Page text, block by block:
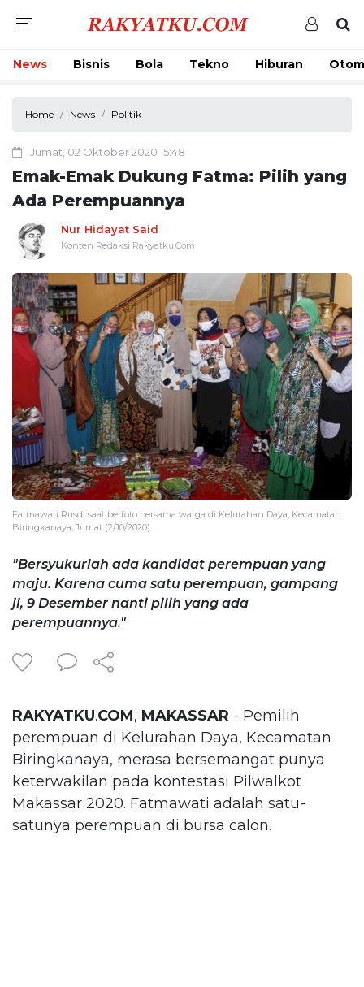
News Bisnis Bola Tekno Hiburan
Home News Politik
Jumat, 02 Oktober 2020 15:48
Emak-Emak Dukung Fatma: Pilih yang
Ada Perempuannya
Nur Hidayat Said
Konten Redaksi Rakyatku.Com
Fatmawati Rusdi saat berfoto bersama warga di Kelurahan Daya, Kecamatan
Biringkanaya, Jumat (2/10/2020).
"Bersyukurlah ada kandidat perempuan yang
maju. Karena cuma satu perempuan, gampang
ji, 9 Desember nanti pilih yang ada
perempuannya."
RAKYATKU.COM, MAKASSAR - Pemilih
perempuan di Kelurahan Daya, Kecamatan
Biringkanaya, merasa bersemangat punya
keterwakilan pada kontestasi Pilwalkot
Makassar 2020. Fatmawati adalah satu-
satunya perempuan di bursa calon.